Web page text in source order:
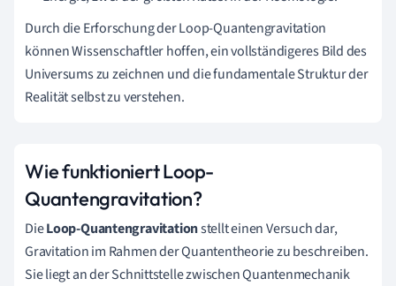
Durch die Erforschung der Loop-Quantengravitation
können Wissenschaftler hoffen, ein vollständigeres Bild des
Universums zu zeichnen und die fundamentale Struktur der
Realität selbst zu verstehen.
Wie funktioniert Loop-
Quantengravitation?
DieLoop-Quantengravitationstellt einen Versuch dar,
Gravitation im Rahmen der Quantentheorie zu beschreiben.
Sie liegt an der Schnittstelle zwischen Quantenmechanik